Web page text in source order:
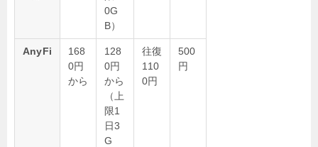
0G
B）
AnyFi
168
0円
から
128
0円
から
（上
限1
日3
G
往復
110
0円
500
円